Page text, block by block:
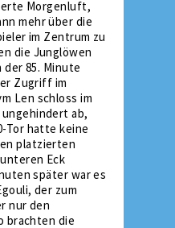
Morgenluft,
mehr über die
im Zentrum zu
die Junglöwen
85. Minute
Zugriff im
Len schloss im
ab,
Tor hatte keine
platzierten
Eck
später war es
der zum
nur den
brachten die